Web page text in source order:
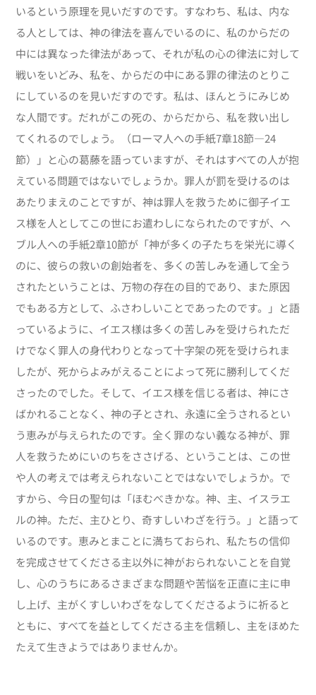
いるという原理を見いだすのです。すなわち、私は、内な
る人としては、神の律法を喜んでいるのに、私のからだの
中には異なった律法があって、それが私の心の律法に対して
戦いをいどみ、私を、からだの中にある罪の律法のとりこ
にしているのを見いだすのです。私は、ほんとうにみじめ
な人間です。だれがこの死の、からだから、私を救い出し
てくれるのでしょう。（ローマ人への手紙7章18節—24
節）」と心の葛藤を語っていますが、それはすべての人が抱
えている問題ではないでしょうか。罪人が罰を受けるのは
あたりまえのことですが、神は罪人を救うために御子イエ
ス様を人としてこの世にお遣わしになられたのですが、ヘ
ブル人への手紙2章10節が「神が多くの子たちを栄光に導く
のに、彼らの救いの創始者を、多くの苦しみを通して全う
されたということは、万物の存在の目的であり、また原因
でもある方として、ふさわしいことであったのです。」と語
っているように、イエス様は多くの苦しみを受けられただ
けでなく罪人の身代わりとなって十字架の死を受けられま
したが、死からよみがえることによって死に勝利してくだ
さったのでした。そして、イエス様を信じる者は、神にさ
ばかれることなく、神の子とされ、永遠に全うされるとい
う恵みが与えられたのです。全く罪のない義なる神が、罪
人を救うためにいのちをささげる、ということは、この世
や人の考えでは考えられないことではないでしょうか。で
すから、今日の聖句は「ほむべきかな。神、主、イスラエ
ルの神。ただ、主ひとり、奇すしいわざを行う。」と語って
いるのです。恵みとまことに満ちておられ、私たちの信仰
を完成させてくださる主以外に神がおられないことを自覚
し、心のうちにあるさまざまな問題や苦悩を正直に主に申
し上げ、主がくすしいわざをなしてくださるように祈ると
ともに、すべてを益としてくださる主を信頼し、主をほめた
たえて生きようではありませんか。